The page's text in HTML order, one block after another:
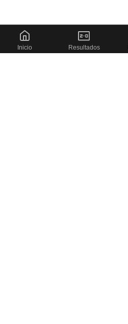
Inicio Resultados